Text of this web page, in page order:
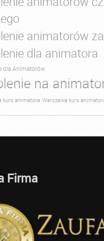
animatorów
dla animatora
dla Animatorów
na
kurs animatora Warszawa kurs
Firma